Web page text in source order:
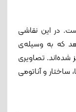
در این نقاشی
که به وسیله‌ی
تصاویری
ساختار و آناتومی